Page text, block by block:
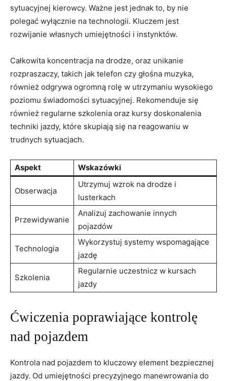
sytuacyjnej kierowcy. Ważne jest‍ jednak to, by nie
⁤polegać wyłącznie na technologii. Kluczem jest
rozwijanie własnych‌ umiejętności i instynktów.
Całkowita koncentracja na drodze,‍ oraz unikanie
rozpraszaczy, takich jak telefon czy głośna muzyka,
również odgrywa ogromną rolę w utrzymaniu wysokiego
poziomu świadomości sytuacyjnej. Rekomenduje⁢ się
również regularne szkolenia oraz kursy doskonalenia
techniki jazdy,‍ które skupiają się‍ na ⁣reagowaniu w
trudnych sytuacjach.
Aspekt Wskazówki
Obserwacja
Utrzymuj⁢ wzrok na drodze i
lusterkach
Przewidywanie
Analizuj zachowanie innych
pojazdów
Technologia
Wykorzystuj⁢ systemy wspomagające
jazdę
Szkolenia
Regularnie uczestnicz w kursach
‍jazdy
Ćwiczenia poprawiające kontrolę⁤
nad pojazdem
Kontrola nad pojazdem to kluczowy element bezpiecznej‌
jazdy. ​Od umiejętności precyzyjnego manewrowania do